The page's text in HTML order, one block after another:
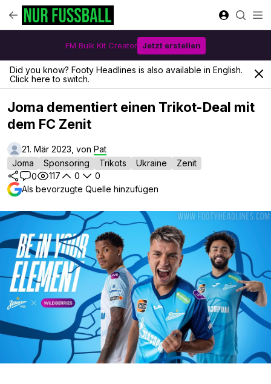
FM Bulk Kit Creator Jetzt erstellen
Did you know? Footy Headlines is also available in English.
Click here to switch.
Joma dementiert einen Trikot-Deal mit
dem FC Zenit
21. Mär 2023, von Pat
Joma
Sponsoring Trikots Ukraine
Zenit
0
117 0
0
Als bevorzugte Quelle hinzufügen